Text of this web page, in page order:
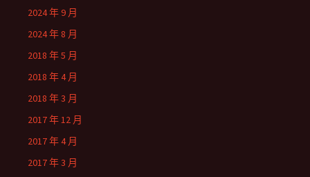
2024 年 9 月
2024 年 8 月
2018 年 5 月
2018 年 4 月
2018 年 3 月
2017 年 12 月
2017 年 4 月
2017 年 3 月